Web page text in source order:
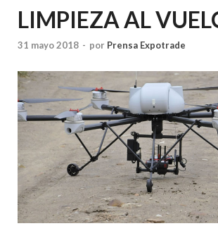
LIMPIEZA AL
31 mayo 2018 - por Prensa Expotrade